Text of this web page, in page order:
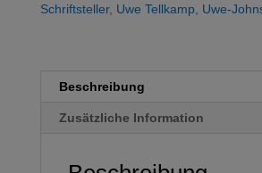
Schriftsteller, Uwe Tellkamp, Uwe-
Beschreibung
Zusätzliche Information